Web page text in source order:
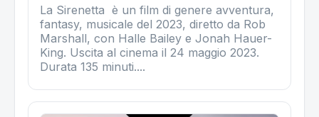
La Sirenetta è un film di genere avventura,
fantasy, musicale del 2023, diretto da Rob
Marshall, con Halle Bailey e Jonah Hauer-
King. Uscita al cinema il 24 maggio 2023.
Durata 135 minuti....